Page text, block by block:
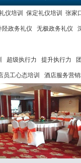
仪培训 保定礼仪培训 张家
陉政务礼仪 无极政务礼仪
超级执行力 提升执行力
员工心态培训 酒店服务营销